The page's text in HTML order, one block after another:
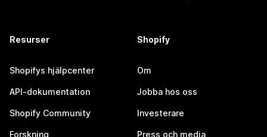
Resurser
Shopifys hjälpcenter
API-dokumentation
Shopify Community
Forskning
Shopify
Om
Jobba hos oss
Investerare
Press och media